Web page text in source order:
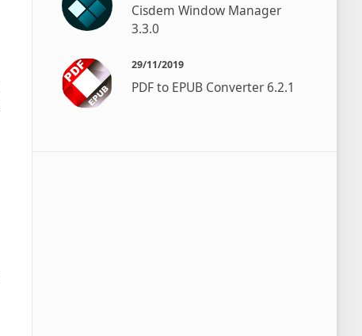
Cisdem Window Manager
3.3.0
29/11/2019
PDF to EPUB Converter 6.2.1